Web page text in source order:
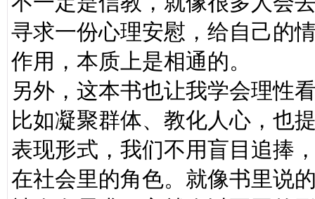
寻求一份心理安慰，给自己的
作用，本质上是相通的。
另外，这本书也让我学会理性
比如凝聚群体、教化人心，也
表现形式，我们不用盲目追捧
在社会里的角色。就像书里说